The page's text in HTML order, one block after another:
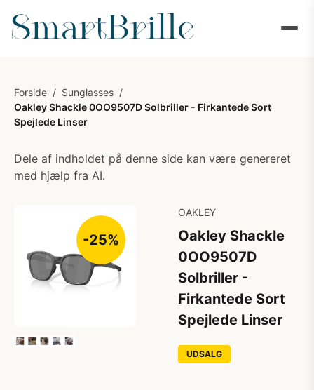
Forside / Sunglasses /
Oakley Shackle 0OO9507D Solbriller - Firkantede Sort
Spejlede Linser
Dele af indholdet på denne side kan være genereret
med hjælp fra AI.
-25%
OAKLEY
Oakley Shackle
0OO9507D
Solbriller -
Firkantede Sort
Spejlede Linser
UDSALG